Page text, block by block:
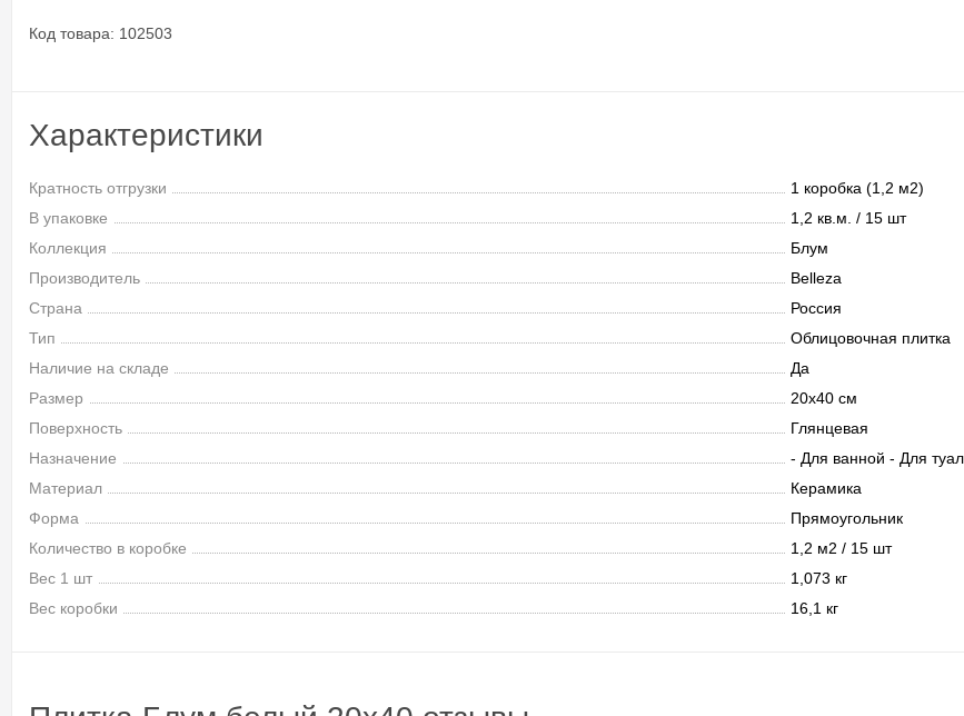
Код товара: 102503
Характеристики
Кратность отгрузки
1 коробка (1,2 м2)
В упаковке
1,2 кв.м. / 15 шт
Коллекция
Блум
Производитель
Belleza
Страна
Россия
Тип
Облицовочная плитка
Наличие на складе
Да
Размер
20х40 см
Поверхность
Глянцевая
Назначение
- Для ванной - Для
Материал
Керамика
Форма
Прямоугольник
Количество в коробке
1,2 м2 / 15 шт
Вес 1 шт
1,073 кг
Вес коробки
16,1 кг